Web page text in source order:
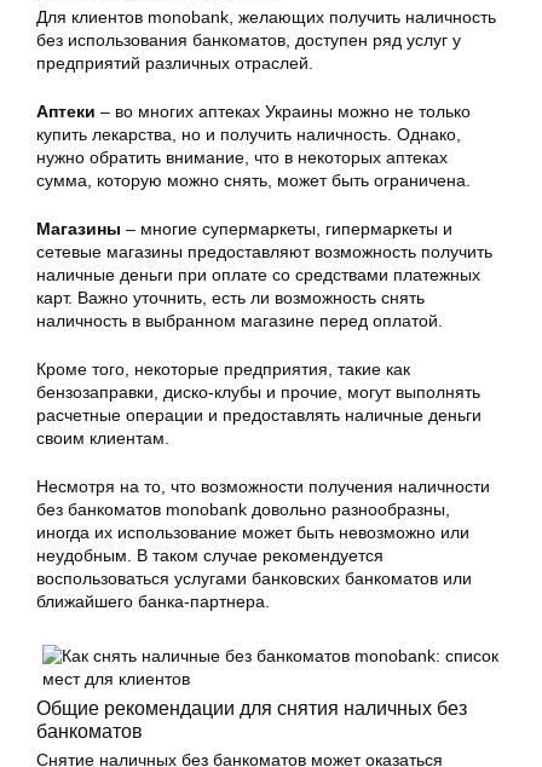
Для клиентов monobank, желающих получить наличность
без использования банкоматов, доступен ряд услуг у
предприятий различных отраслей.
Аптеки – во многих аптеках Украины можно не только
купить лекарства, но и получить наличность. Однако,
нужно обратить внимание, что в некоторых аптеках
сумма, которую можно снять, может быть ограничена.
Магазины – многие супермаркеты, гипермаркеты и
сетевые магазины предоставляют возможность получить
наличные деньги при оплате со средствами платежных
карт. Важно уточнить, есть ли возможность снять
наличность в выбранном магазине перед оплатой.
Кроме того, некоторые предприятия, такие как
бензозаправки, диско-клубы и прочие, могут выполнять
расчетные операции и предоставлять наличные деньги
своим клиентам.
Несмотря на то, что возможности получения наличности
без банкоматов monobank довольно разнообразны,
иногда их использование может быть невозможно или
неудобным. В таком случае рекомендуется
воспользоваться услугами банковских банкоматов или
ближайшего банка-партнера.
Общие рекомендации для снятия наличных без
банкоматов
Снятие наличных без банкоматов может оказаться